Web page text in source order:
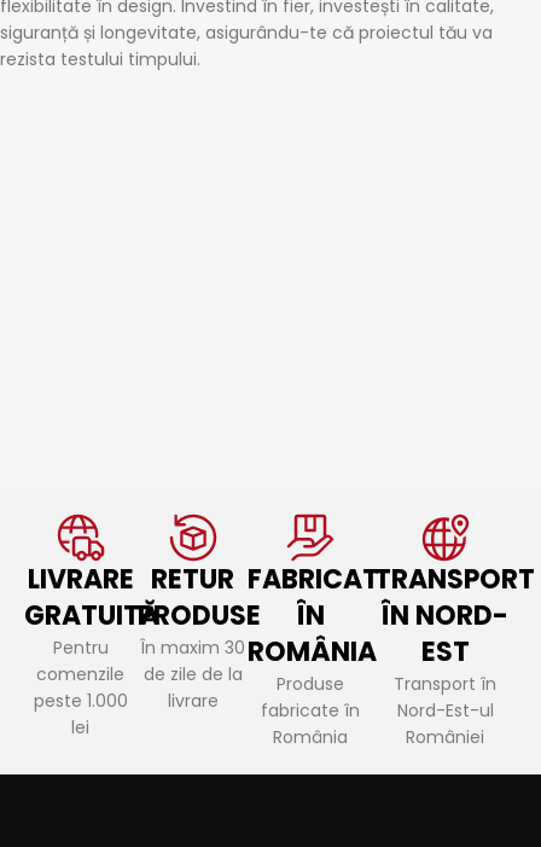
flexibilitate în design. Investind în fier, investești în calitate,
siguranță și longevitate, asigurându-te că proiectul tău va
rezista testului timpului.
LIVRARE
GRATUITĂ
Pentru
comenzile
peste 1.000
lei
RETUR
PRODUSE
În maxim 30
de zile de la
livrare
FABRICAT
ÎN
ROMÂNIA
Produse
fabricate în
România
TRANSPORT
ÎN NORD-
EST
Transport în
Nord-Est-ul
României